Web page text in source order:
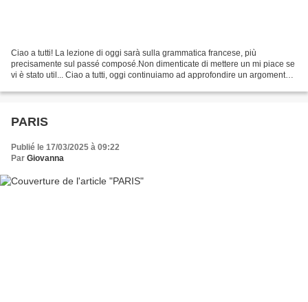
Ciao a tutti! La lezione di oggi sarà sulla grammatica francese, più
precisamente sul passé composé.Non dimenticate di mettere un mi piace se
vi è stato util... Ciao a tutti, oggi continuiamo ad approfondire un argomento
PARIS
Publié le 17/03/2025 à 09:22
Par Giovanna